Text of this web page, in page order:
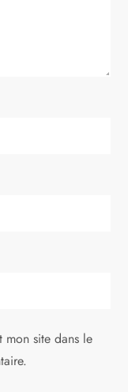
mon site dans le